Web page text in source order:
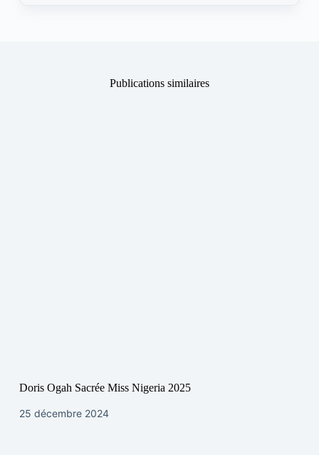
Publications similaires
Doris Ogah Sacrée Miss Nigeria 2025
25 décembre 2024